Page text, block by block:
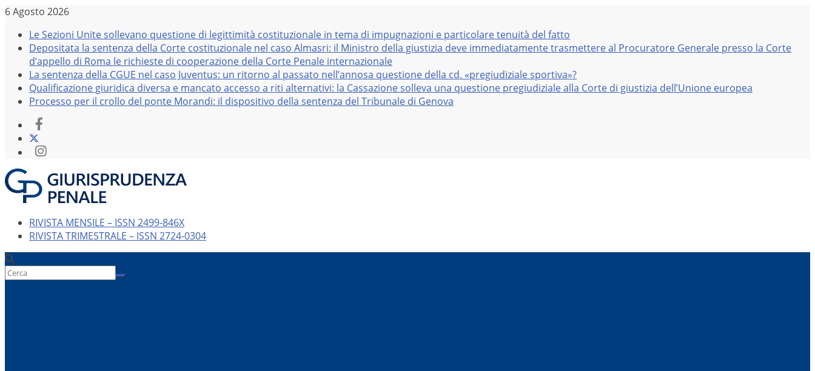
Salta
contenuto
6 Agosto 2026
Le Sezioni Unite sollevano questione di legittimità costituzionale in tema di impugnazioni e particolare tenuità del fatto
Depositata la sentenza della Corte costituzionale nel caso Almasri: il Ministro della giustizia deve immediatamente trasmettere al Procuratore Generale presso la Corte
d’appello di Roma le richieste di cooperazione della Corte Penale internazionale
La sentenza della CGUE nel caso Juventus: un ritorno al passato nell’annosa questione della cd. «pregiudiziale sportiva»?
Qualificazione giuridica diversa e mancato accesso a riti alternativi: la Cassazione solleva una questione pregiudiziale alla Corte di giustizia dell’Unione europea
Processo per il crollo del ponte Morandi: il dispositivo della sentenza del Tribunale di Genova
RIVISTA MENSILE – ISSN 2499-846X
RIVISTA TRIMESTRALE – ISSN 2724-0304